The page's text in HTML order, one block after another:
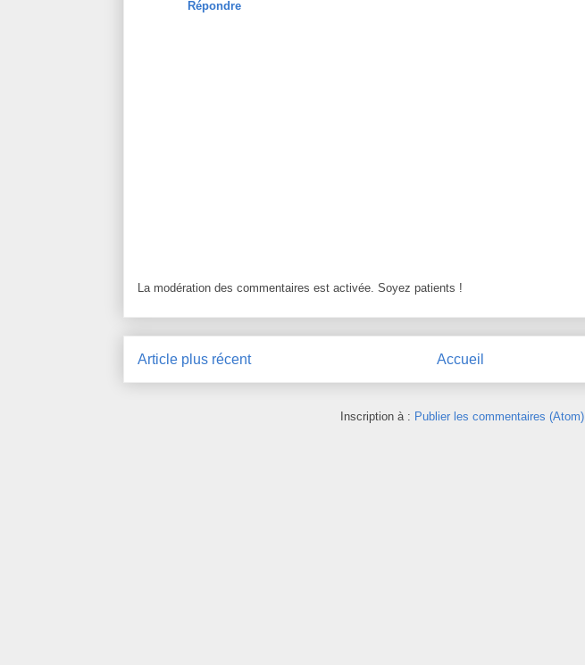
Répondre
La modération des commentaires est activée. Soyez patients !
Article plus récent Accueil
Inscription à : Publier les commentaires (Atom)